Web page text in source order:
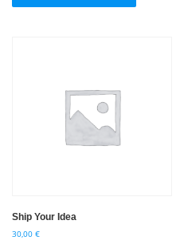
Ship Your Idea
30,00 €